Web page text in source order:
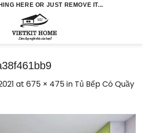
HERE OR JUST REMOVE IT...
at 675 × 475in Tủ Bếp Có Quầy